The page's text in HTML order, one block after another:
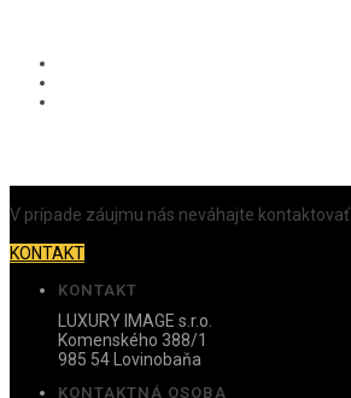
V prípade záujmu nás neváhajte kontaktovať.
KONTAKT
KONTAKT
LUXURY IMAGE s.r.o.
Komenského 388/1
985 54 Lovinobaňa
KONTAKTNÁ OSOBA